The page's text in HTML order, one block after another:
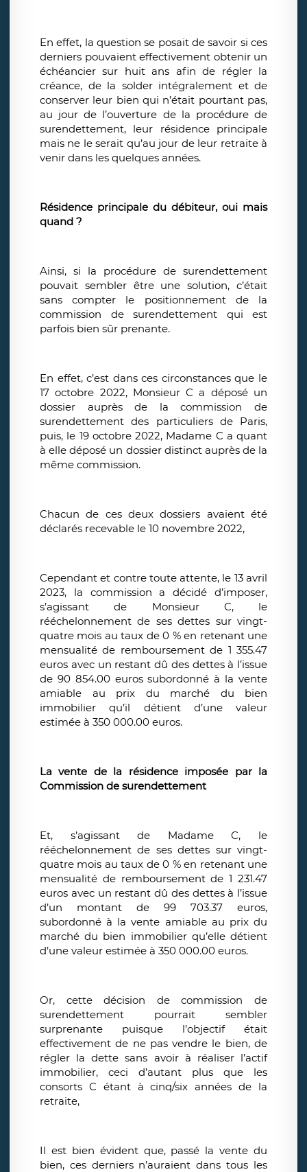
En effet, la question se posait de savoir si ces
derniers pouvaient effectivement obtenir un
échéancier sur huit ans afin de régler la
créance, de la solder intégralement et de
conserver leur bien qui n’était pourtant pas,
au jour de l’ouverture de la procédure de
surendettement, leur résidence principale
mais ne le serait qu’au jour de leur retraite à
venir dans les quelques années.
Résidence principale du débiteur, oui mais
quand ?
Ainsi, si la procédure de surendettement
pouvait sembler être une solution, c’était
sans compter le positionnement de la
commission de surendettement qui est
parfois bien sûr prenante.
En effet, c’est dans ces circonstances que le
17 octobre 2022, Monsieur C a déposé un
dossier auprès de la commission de
surendettement des particuliers de Paris,
puis, le 19 octobre 2022, Madame C a quant
à elle déposé un dossier distinct auprès de la
même commission.
Chacun de ces deux dossiers avaient été
déclarés recevable le 10 novembre 2022,
Cependant et contre toute attente, le 13 avril
2023, la commission a décidé d’imposer,
s’agissant de Monsieur C, le
rééchelonnement de ses dettes sur vingt-
quatre mois au taux de 0 % en retenant une
mensualité de remboursement de 1 355.47
euros avec un restant dû des dettes à l’issue
de 90 854.00 euros subordonné à la vente
amiable au prix du marché du bien
immobilier qu’il détient d’une valeur
estimée à 350 000.00 euros.
La vente de la résidence imposée par la
Commission de surendettement
Et, s’agissant de Madame C, le
rééchelonnement de ses dettes sur vingt-
quatre mois au taux de 0 % en retenant une
mensualité de remboursement de 1 231.47
euros avec un restant dû des dettes à l’issue
d’un montant de 99 703.37 euros,
subordonné à la vente amiable au prix du
marché du bien immobilier qu’elle détient
d’une valeur estimée à 350 000.00 euros.
Or, cette décision de commission de
surendettement pourrait sembler
surprenante puisque l’objectif était
effectivement de ne pas vendre le bien, de
régler la dette sans avoir à réaliser l’actif
immobilier, ceci d’autant plus que les
consorts C étant à cinq/six années de la
retraite,
Il est bien évident que, passé la vente du
bien, ces derniers n’auraient dans tous les